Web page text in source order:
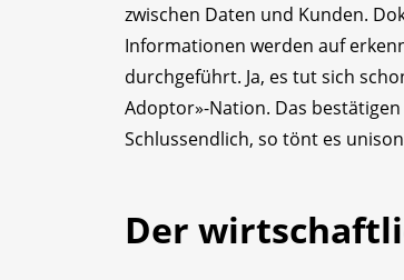
zwischen Daten und Kunden.
Informationen werden auf
durchgeführt. Ja, es tut sich
Adoptor»-Nation. Das
Schlussendlich, so tönt es
Der